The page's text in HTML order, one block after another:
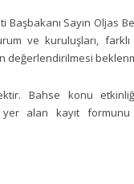
Başbakanı Sayın
ve kuruluşları, farklı
değerlendirilmesi
Bahse konu
yer alan kayıt formunu